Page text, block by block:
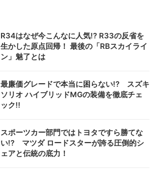
R34はなぜ今こんなに人気!? R33の反省を
生かした原点回帰！ 最後の「RBスカイライ
ン」魅了とは
最廉価グレードで本当に困らない!? スズキ
ソリオ ハイブリッドMGの装備を徹底チェ
ック!!
スポーツカー部門ではトヨタですら勝てな
い!? マツダ ロードスターが誇る圧倒的シ
ェアと伝統の底力！